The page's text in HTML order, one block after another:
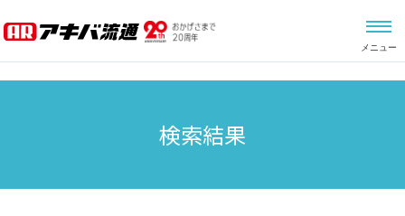
メニュー
検索結果